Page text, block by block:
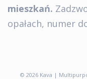
mieszkań.
opałach, numer
© 2026 Kava |